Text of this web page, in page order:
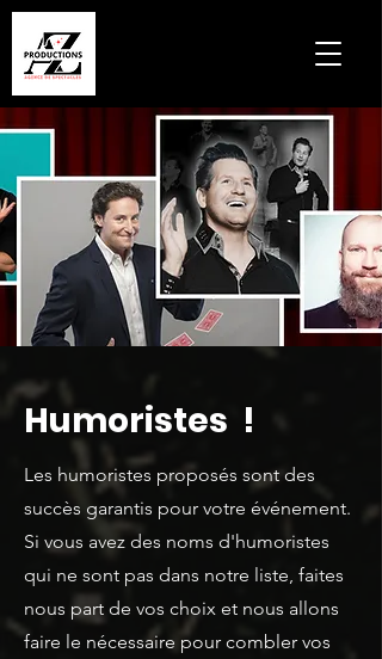
Humoristes !
Les humoristes proposés sont des
succès garantis pour votre événement.
Si vous avez des noms d'humoristes
qui ne sont pas dans notre liste, faites
nous part de vos choix et nous allons
faire le nécessaire pour combler vos